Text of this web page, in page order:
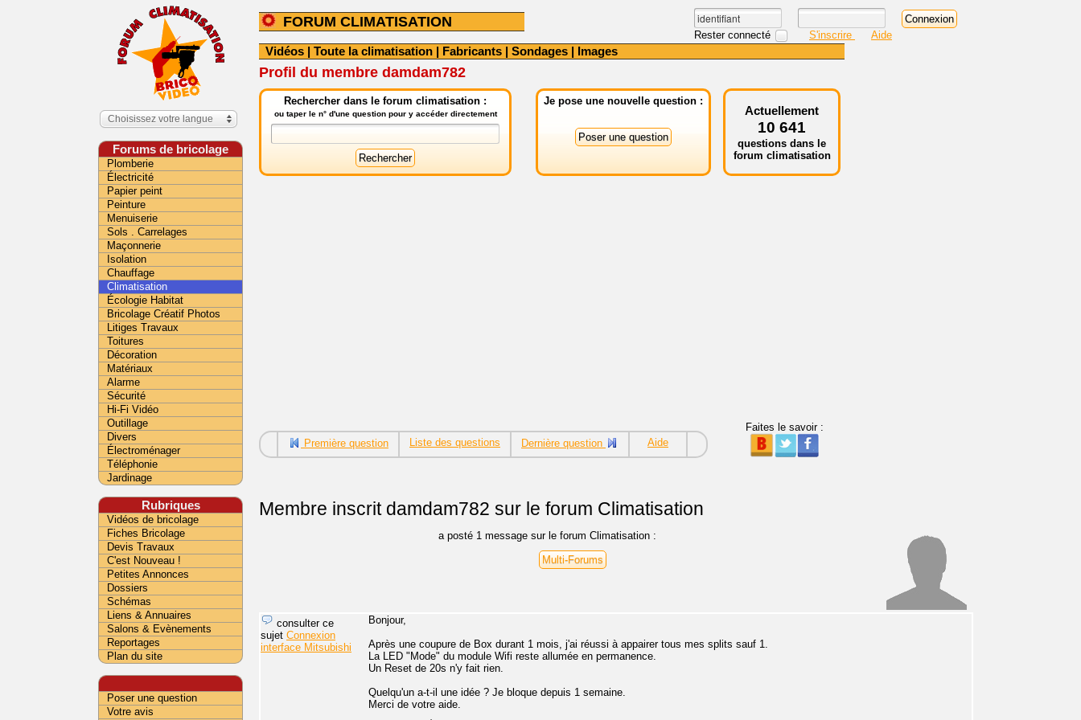
FORUM CLIMATISATION
Rester connecté S'inscrire Aide
Vidéos | Toute la climatisation | Fabricants | Sondages | Images
Profil du membre damdam782
Rechercher dans le forum climatisation :
ou taper le n° d'une question pour y accéder directement
Je pose une nouvelle question :
Actuellement
10 641
questions dans le
forum climatisation
Première question Liste des questions Dernière question Aide
Faites le savoir :
Membre inscritdamdam782 sur le forum Climatisation
a posté 1 message sur le forum Climatisation :
Multi-Forums
Bonjour,
Après une coupure de Box durant 1 mois, j'ai réussi à appairer tous mes splits sauf 1.
La LED "Mode" du module Wifi reste allumée en permanence.
Un Reset de 20s n'y fait rien.
Quelqu'un a-t-il une idée ? Je bloque depuis 1 semaine.
Merci de votre aide.
consulter ce
sujet Connexion
interface Mitsubishi
Choisissez votre langue
Forums de bricolage
Plomberie
Électricité
Papier peint
Peinture
Menuiserie
Sols . Carrelages
Maçonnerie
Isolation
Chauffage
Climatisation
Écologie Habitat
Bricolage Créatif Photos
Litiges Travaux
Toitures
Décoration
Matériaux
Alarme
Sécurité
Hi-Fi Vidéo
Outillage
Divers
Électroménager
Téléphonie
Jardinage
Rubriques
Vidéos de bricolage
Fiches Bricolage
Devis Travaux
C'est Nouveau !
Petites Annonces
Dossiers
Schémas
Liens & Annuaires
Salons & Evènements
Reportages
Plan du site
Poser une question
Votre avis